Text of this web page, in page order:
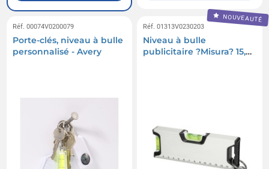
Réf. 00074V0200079
Porte-clés, niveau à bulle
personnalisé - Avery
NOUVEAUTÉ
Réf. 01313V0230203
Niveau à bulle
publicitaire ?Misura? 15,5